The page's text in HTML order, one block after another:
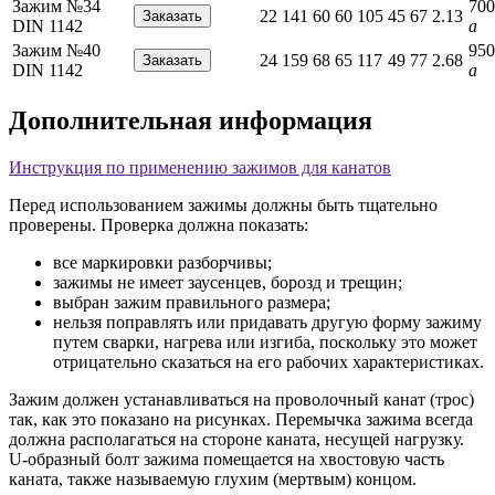
Зажим №34
DIN 1142
22 141 60 60 105 45 67 2.13
a
Зажим №40
DIN 1142
24 159 68 65 117 49 77 2.68
a
Дополнительная информация
Инструкция по применению зажимов для канатов
Перед использованием зажимы должны быть тщательно
проверены. Проверка должна показать:
все маркировки разборчивы;
зажимы не имеет заусенцев, борозд и трещин;
выбран зажим правильного размера;
нельзя поправлять или придавать другую форму зажиму
путем сварки, нагрева или изгиба, поскольку это может
отрицательно сказаться на его рабочих характеристиках.
Зажим должен устанавливаться на проволочный канат (трос)
так, как это показано на рисунках. Перемычка зажима всегда
должна располагаться на стороне каната, несущей нагрузку.
U-образный болт зажима помещается на хвостовую часть
каната, также называемую глухим (мертвым) концом.